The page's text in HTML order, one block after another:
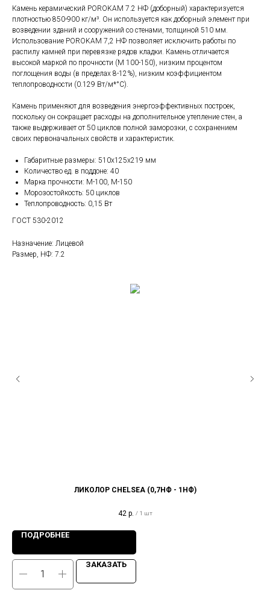
Камень керамический POROKAM 7.2 НФ (доборный) характеризуется
плотностью 850-900 кг/м³. Он используется как доборный элемент при
возведении зданий и сооружений со стенами, толщиной 510 мм.
Использование POROKAM 7,2 НФ позволяет исключить работы по
распилу камней при перевязке рядов кладки. Камень отличается
высокой маркой по прочности (М 100-150), низким процентом
поглощения воды (в пределах 8-12%), низким коэффициентом
теплопроводности (0.129 Вт/м*°C).
Камень применяют для возведения энергоэффективных построек,
поскольку он сокращает расходы на дополнительное утепление стен, а
также выдерживает от 50 циклов полной заморозки, с сохранением
своих первоначальных свойств и характеристик.
Габаритные размеры: 510х125х219 мм
Количество ед. в поддоне: 40
Марка прочности: М-100, М-150
Морозостойкость: 50 циклов
Теплопроводность: 0,15 Вт
ГОСТ 530-2012
Назначение: Лицевой
Размер, НФ: 7.2
ЛИКОЛОР CHELSEA (0,7НФ - 1НФ)
42 р. / 1 шт
ПОДРОБНЕЕ
ЗАКАЗАТЬ